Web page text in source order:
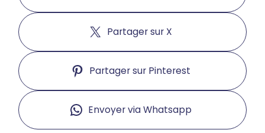
Partager sur X
Partager sur Pinterest
Envoyer via Whatsapp